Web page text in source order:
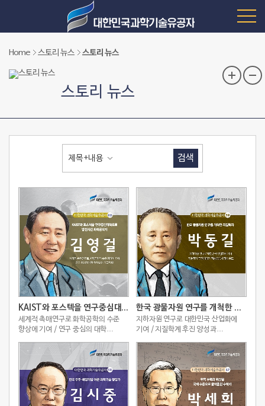
Home 스토리 뉴스 스토리 뉴스
스토리 뉴스
제목+내용 검색
KAIST와 포스텍을 연구중심대학으로 발전시킨 화학공학자
세계적 촉매연구로 화학공학의 수준
향상에 기여 / 연구 중심의 대학
한국 광물자원 연구를 개척한 지질학자
지하자원 연구로 대한민국 산업화에
기여 / 지질학계 후진 양성과